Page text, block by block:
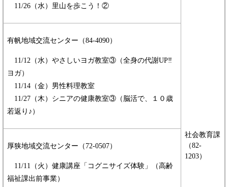
社会教育課
（82-
1203）
​ 11/26（水）里山を歩こう！②
有帆地域交流センター（84-4090）
11/12（水）やさしいヨガ教室③（全身の代謝UP‼
ヨガ）
​ 11/14（金）男性料理教室
​ 11/27（木）シニアの健康教室③（脳活で、１０歳
若返り♪）
厚狭地域交流センター（72-0507）
11/11（火）健康講座「コグニサイズ体験」（高齢
福祉課出前事業）